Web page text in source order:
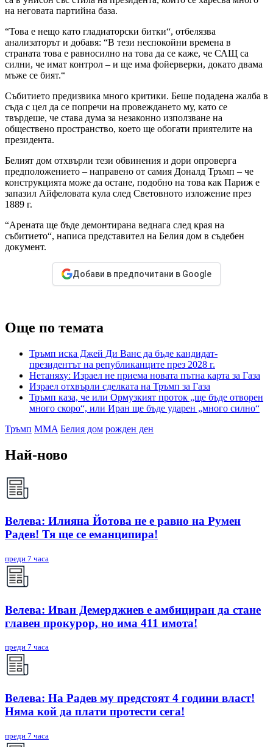
на неговата партийна база.
“Това е нещо като гладиаторски битки“, отбелязва
анализаторът и добавя: “В тези неспокойни времена в
страната това е равносилно на това да се каже, че САЩ са
силни, че имат контрол – и ще има фойерверки, докато двама
мъже се бият.“
Събитието предизвика много критики. Беше подадена жалба в
съда с цел да се попречи на провеждането му, като се
твърдеше, че става дума за незаконно използване на
обществено пространство, което ще обогати приятелите на
президента.
Белият дом отхвърли тези обвинения и дори опроверга
предположението – направено от самия Доналд Тръмп – че
конструкцията може да остане, подобно на това как Париж е
запазил Айфеловата кула след Световното изложение през
1889 г.
“Арената ще бъде демонтирана веднага след края на
събитието“, написа представител на Белия дом в съдебен
документ.
Добави в предпочитани в Google
Още по темата
Тръмп иска Джей Ди Ванс да бъде кандидат-
президентът на републиканците през 2028 г.
Нетаняху: Израел не приема новата пътна карта за Газа
Израел отхвърли сделката на Тръмп за Газа
Тръмп каза, че или Ормузкият проток „ще бъде отворен
много скоро“, или Иран ще бъде ударен „много силно“
Тръмп MMA Белия дом рожден ден
Най-ново
Велева: Илияна Йотова не е равно на Румен
Радев! Тя ще се еманципира!
преди 7 часа
Велева: Иван Демерджиев е амбициран да стане
главен прокурор, но има 411 имота!
преди 7 часа
Велева: На Радев му предстоят 4 години власт!
Няма кой да плати протести сега!
преди 7 часа